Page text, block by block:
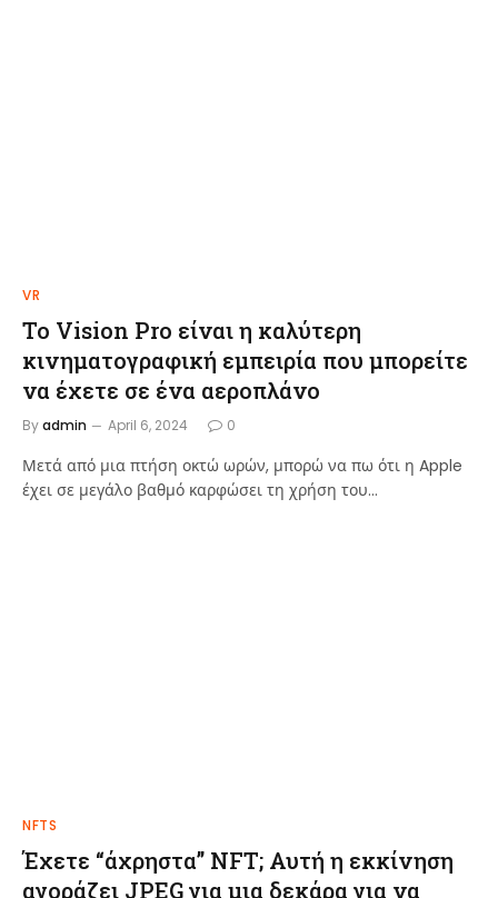
VR
Το Vision Pro είναι η καλύτερη
κινηματογραφική εμπειρία που μπορείτε
να έχετε σε ένα αεροπλάνο
Byadmin April 6, 2024 0
Μετά από μια πτήση οκτώ ωρών, μπορώ να πω ότι η Apple
έχει σε μεγάλο βαθμό καρφώσει τη χρήση του…
NFTS
Έχετε “άχρηστα” NFT; Αυτή η εκκίνηση
αγοράζει JPEG για μια δεκάρα για να